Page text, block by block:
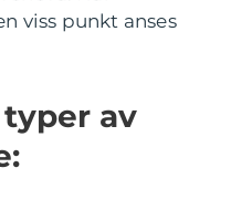
viss punkt anses
av